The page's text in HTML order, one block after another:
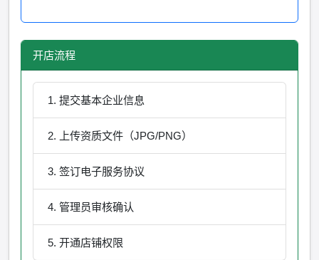
开店流程
提交基本企业信息
上传资质文件（JPG/PNG）
签订电子服务协议
管理员审核确认
开通店铺权限